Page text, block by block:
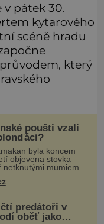
pátek 30.
kytarového
scéně hradu
který
poušti vzali
byla koncem
objevena stovka
mumiemi.
Asi nejvíc přitom
predátoři v
oběť jako